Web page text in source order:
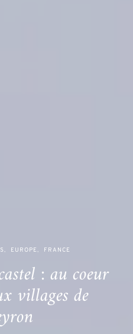
EUROPE FRANCE
: au coeur
villages de